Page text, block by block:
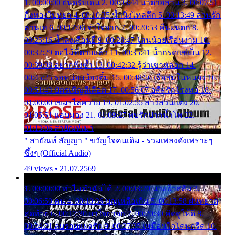
1. 00:00:00 ยินดีรับเดน 2. 00:03:44 น้ำตาอีสาน 3. 00:07:51
กิ่งทองใบหยก 4. 00:10:35 น้ำนิ่งไหลลึก 5. 00:13:49 ลานรัก
ลานเท 6. 00:17:06 จำใจจาก 7. 00:20:53 คืนฝนตก 8.
00:25:16 น้ำลงเดือนยี่ 9. 00:28:47 โสนน้อยเรือนงาม 10.
00:32:29 ตอไม้ที่ตายแล้ว 11. 00:35:41 น้ำกรดแช่เย็น 12.
00:39:08 อยากฟังซ้ำ 13. 00:42:32 รู้ว่าเขาหลอก 14.
00:45:25 รอหน่อยน้องติ๋ม 15. 00:48:56 เรือล่มในหนอง 16.
00:51:43 บัตรเชิญสีเลือด 17. 00:56:07 อดีตรักโรงทอ 18.
01:00:00 เขมรไล่ควาย 19. 01:02:55 สาวสวนแตง 20.
01:05:51 แอบมอง 21. 01:09:27 พบรักปากน้ำโพ 22.
01:13:06 สายัณห์เมา
" สายัณห์ สัญญา " ขวัญใจคนเดิม - รวมเพลงดังเพราะๆ
ซึ้งๆ (Official Audio)
49 views • 21.07.2569
1. 00:00:00 ทำไมทำฉันได้ 2. 00:03:20 นางฟ้าสลัม 3.
00:06:50 คน 4. 00:10:36 บุญเหลือเกิน 5. 00:13:58 ฝนหยาด
สุดท้าย 6. 00:17:30 ยาใจยาจก 7. 00:20:30 คิดดูให้ดี 8.
00:24:21 ลบรอยแผลรัก 9. 00:27:35 เหมือนใจโดนกรีด 10.